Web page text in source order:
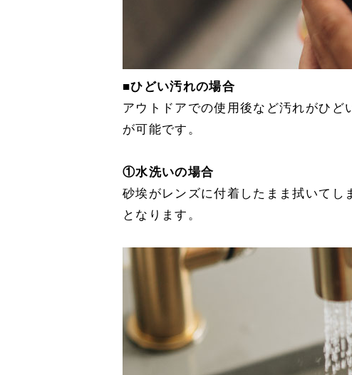
■ひどい汚れの場合
アウトドアでの使用後など汚れがひ
が可能です。
①水洗いの場合
砂埃がレンズに付着したまま拭いてし
となります。